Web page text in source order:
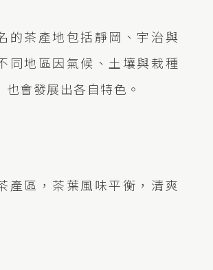
的茶產地包括靜岡、宇治與
同地區因氣候、土壤與栽種
也會發展出各自特色。
產區，茶葉風味平衡，清爽